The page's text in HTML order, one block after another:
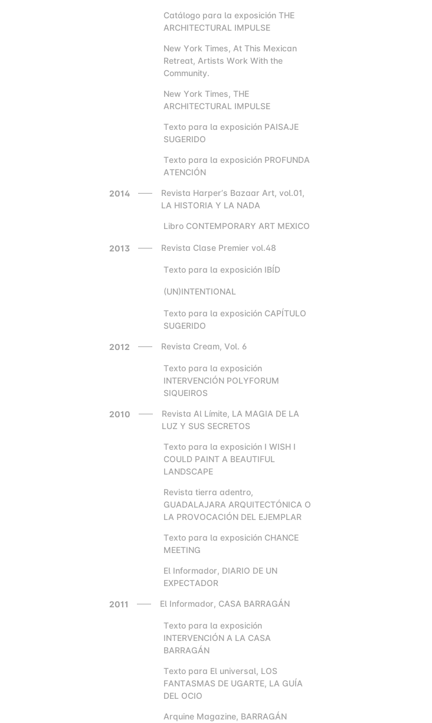
Catálogo para la exposición THE
ARCHITECTURAL IMPULSE
New York Times, At This Mexican
Retreat, Artists Work With the
Community.
New York Times, THE
ARCHITECTURAL IMPULSE
Texto para la exposición PAISAJE
SUGERIDO
Texto para la exposición PROFUNDA
ATENCIÓN
2014
Revista Harper’s Bazaar Art, vol.01,
LA HISTORIA Y LA NADA
Libro CONTEMPORARY ART MEXICO
2013 Revista Clase Premier vol.48
Texto para la exposición IBÍD
(UN)INTENTIONAL
Texto para la exposición CAPÍTULO
SUGERIDO
2012 Revista Cream, Vol. 6
Texto para la exposición
INTERVENCIÓN POLYFORUM
SIQUEIROS
2010
Revista Al Límite, LA MAGIA DE LA
LUZ Y SUS SECRETOS
Texto para la exposición I WISH I
COULD PAINT A BEAUTIFUL
LANDSCAPE
Revista tierra adentro,
GUADALAJARA ARQUITECTÓNICA O
LA PROVOCACIÓN DEL EJEMPLAR
Texto para la exposición CHANCE
MEETING
El Informador, DIARIO DE UN
EXPECTADOR
2011 El Informador, CASA BARRAGÁN
Texto para la exposición
INTERVENCIÓN A LA CASA
BARRAGÁN
Texto para El universal, LOS
FANTASMAS DE UGARTE, LA GUÍA
DEL OCIO
Arquine Magazine, BARRAGÁN